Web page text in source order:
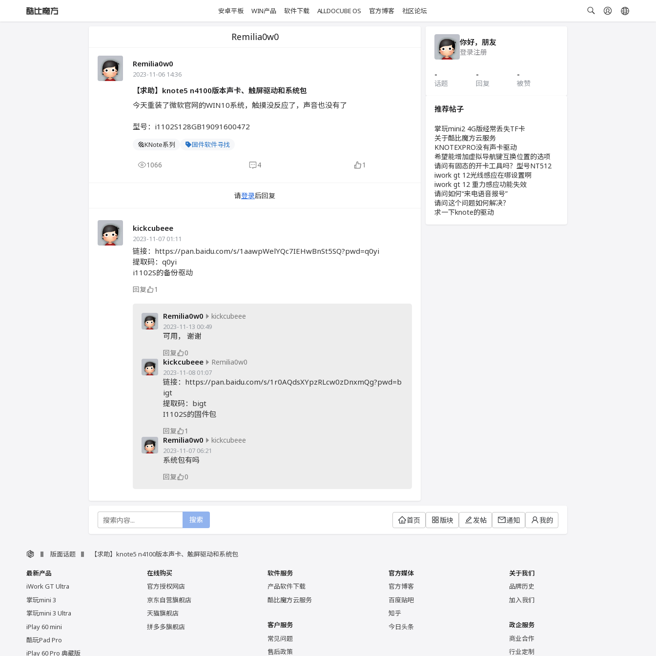
安卓平板 WIN产品 软件下载 ALLDOCUBE OS 官方博客 社区论坛
Remilia0w0
Remilia0w0
2023-11-06 14:36
【求助】knote5 n4100版本声卡、触屏驱动和系统包
今天重装了微软官网的WIN10系统，触摸没反应了，声音也没有了
型号：i1102S128GB19091600472
KNote系列 固件软件寻找
1066 4 1
请登录后回复
kickcubeee
2023-11-07 01:11
链接：https://pan.baidu.com/s/1aawpWelYQc7IEHwBnSt5SQ?pwd=q0yi
提取码：q0yi
i1102S的备份驱动
回复 1
Remilia0w0 kickcubeee
2023-11-13 00:49
可用， 谢谢
回复 0
kickcubeee Remilia0w0
2023-11-08 01:07
链接：https://pan.baidu.com/s/1r0AQdsXYpzRLcw0zDnxmQg?pwd=b
igt
提取码：bigt
I1102S的固件包
回复 1
Remilia0w0 kickcubeee
2023-11-07 06:21
系统包有吗
回复 0
你好，朋友
登录注册
-
话题
-
回复
-
被赞
推荐帖子
掌玩mini2 4G版经常丢失TF卡
关于酷比魔方云服务
KNOTEXPRO没有声卡驱动
希望能增加虚拟导航键互换位置的选项
请问有固态的开卡工具吗？型号NT512
iwork gt 12光线感应在哪设置啊
iwork gt 12 重力感应功能失效
请问如何“来电语音报号”
请问这个问题如何解决？
求一下knote的驱动
搜索 首页 版块 发帖 通知 我的
版面话题 【求助】knote5 n4100版本声卡、触屏驱动和系统包
最新产品
iWork GT Ultra
掌玩mini 3
掌玩mini 3 Ultra
iPlay 60 mini
酷玩Pad Pro
iPlay 60 Pro 典藏版
在线购买
官方授权网店
京东自营旗舰店
天猫旗舰店
拼多多旗舰店
软件服务
产品软件下载
酷比魔方云服务
客户服务
常见问题
售后政策
官方媒体
官方博客
百度贴吧
知乎
今日头条
关于我们
品牌历史
加入我们
政企服务
商业合作
行业定制